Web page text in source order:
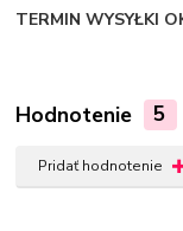
TERMIN WYSYŁKI
Hodnotenie 5
Pridať hodnotenie